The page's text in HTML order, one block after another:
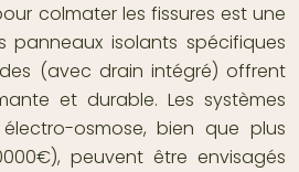
colmater les fissures est une
panneaux isolants spécifiques
(avec drain intégré) offrent
et durable. Les systèmes
osmose, bien que plus
peuvent être envisagés